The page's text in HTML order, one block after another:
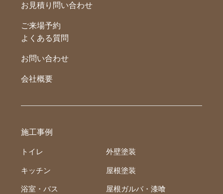
お見積り問い合わせ
ご来場予約
よくある質問
お問い合わせ
会社概要
施工事例
トイレ
キッチン
浴室・バス
外壁塗装
屋根塗装
屋根ガルバ・漆喰